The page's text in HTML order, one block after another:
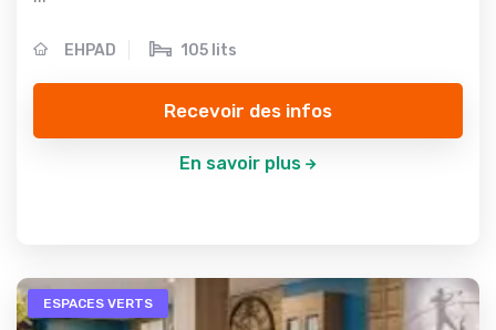
EHPAD 105 lits
Recevoir des infos
En savoir plus
ESPACES VERTS